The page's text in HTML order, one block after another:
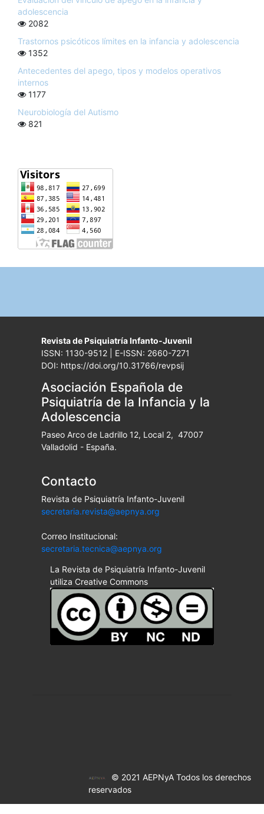
adolescencia
2082
Trastornos psicóticos límites en la infancia y adolescencia
1352
Antecedentes del apego, tipos y modelos operativos
internos
1177
Neurobiología del Autismo
821
Revista de Psiquiatría Infanto-Juvenil
ISSN: 1130-9512 | E-ISSN: 2660-7271
DOI: https://doi.org/10.31766/revpsij
Asociación Española de
Psiquiatría de la Infancia y la
Adolescencia
Paseo Arco de Ladrillo 12, Local 2, 47007
Valladolid - España.
Contacto
Revista de Psiquiatría Infanto-Juvenil
secretaria.revista@aepnya.org
Correo Institucional:
secretaria.tecnica@aepnya.org
La Revista de Psiquiatría Infanto-Juvenil
utiliza Creative Commons
© 2021 AEPNyA Todos los derechos
reservados